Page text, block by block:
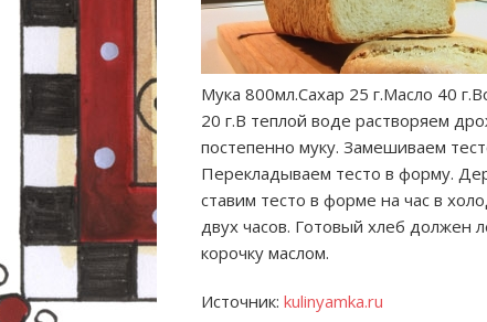
Мука 800мл.Сахар 25 г.Масло 40
20 г.В теплой воде растворяем
постепенно муку. Замешиваем
Перекладываем тесто в форму.
ставим тесто в форме на час в
двух часов. Готовый хлеб
корочку маслом.
Источник: kulinyamka.ru